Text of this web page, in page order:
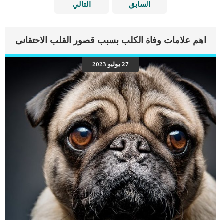
السابق التالي
اهم علامات وفاة الكلب بسبب قصور القلب الاحتقانى
27 يوليو 2023